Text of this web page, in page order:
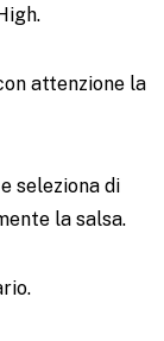
attenzione la
seleziona di
la salsa.